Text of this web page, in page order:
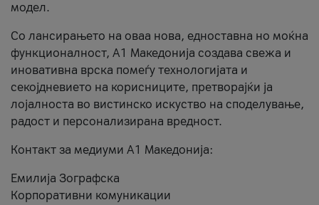
модел.
Со лансирањето на оваа нова, едноставна но моќна
функционалност, А1 Македонија создава свежа и
иновативна врска помеѓу технологијата и
секојдневието на корисниците, претворајќи ја
лојалноста во вистинско искуство на споделување,
радост и персонализирана вредност.
Контакт за медиуми А1 Македонија:
Емилија Зографска
Корпоративни комуникации